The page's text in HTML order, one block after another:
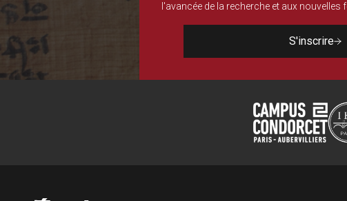
l'avancée de la recherche et aux nouvelles
S'inscrire